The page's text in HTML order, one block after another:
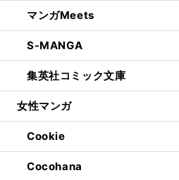
マンガMeets
S-MANGA
集英社コミック文庫
女性マンガ
Cookie
Cocohana